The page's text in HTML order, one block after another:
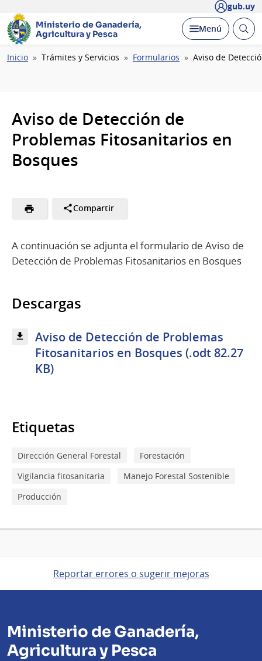
gub.uy
Ministerio de Ganadería,
Agricultura y Pesca
Desplegar
Menú Abrir
Ruta
Inicio Trámites y Servicios Formularios Aviso de
Aviso de Detección de
Problemas Fitosanitarios en
Bosques
Compartir
A continuación se adjunta el formulario de Aviso de
Detección de Problemas Fitosanitarios en Bosques
Descargas
Aviso de Detección de Problemas
Fitosanitarios en Bosques (.odt 82.27
KB)
Etiquetas
Dirección General Forestal
Forestación
Vigilancia fitosanitaria
Manejo Forestal Sostenible
Producción
Reportar errores o sugerir mejoras
Ministerio de Ganadería,
Agricultura y Pesca